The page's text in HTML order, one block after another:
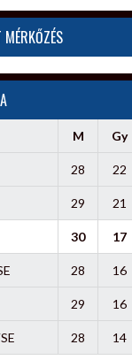
MÉRKŐZÉS
M Gy
28 22
29 21
30 17
28 16
29 16
28 14